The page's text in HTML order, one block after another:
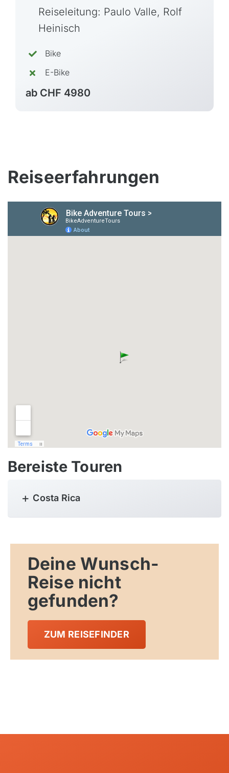
Reiseleitung: Paulo Valle, Rolf
Heinisch
Bike
E-Bike
ab CHF 4980
Reiseerfahrungen
Bereiste Touren
Costa Rica
Deine Wunsch-
Reise nicht
gefunden?
ZUM REISEFINDER
Transalp/Alpenüberquerungen
Türkei